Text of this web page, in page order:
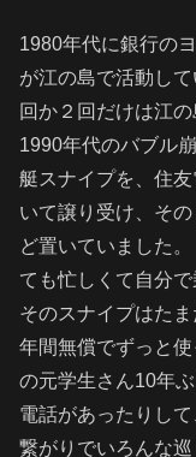
1980年代に銀行の
が江の島で活動し
回か２回だけは江
1990年代のバブル
艇スナイプを、住
いて譲り受け、そ
ど置いていました
ても忙しくて自分
そのスナイプはた
年間無償でずっと
の元学生さん10年
電話があったりし
繋がりでいろんな